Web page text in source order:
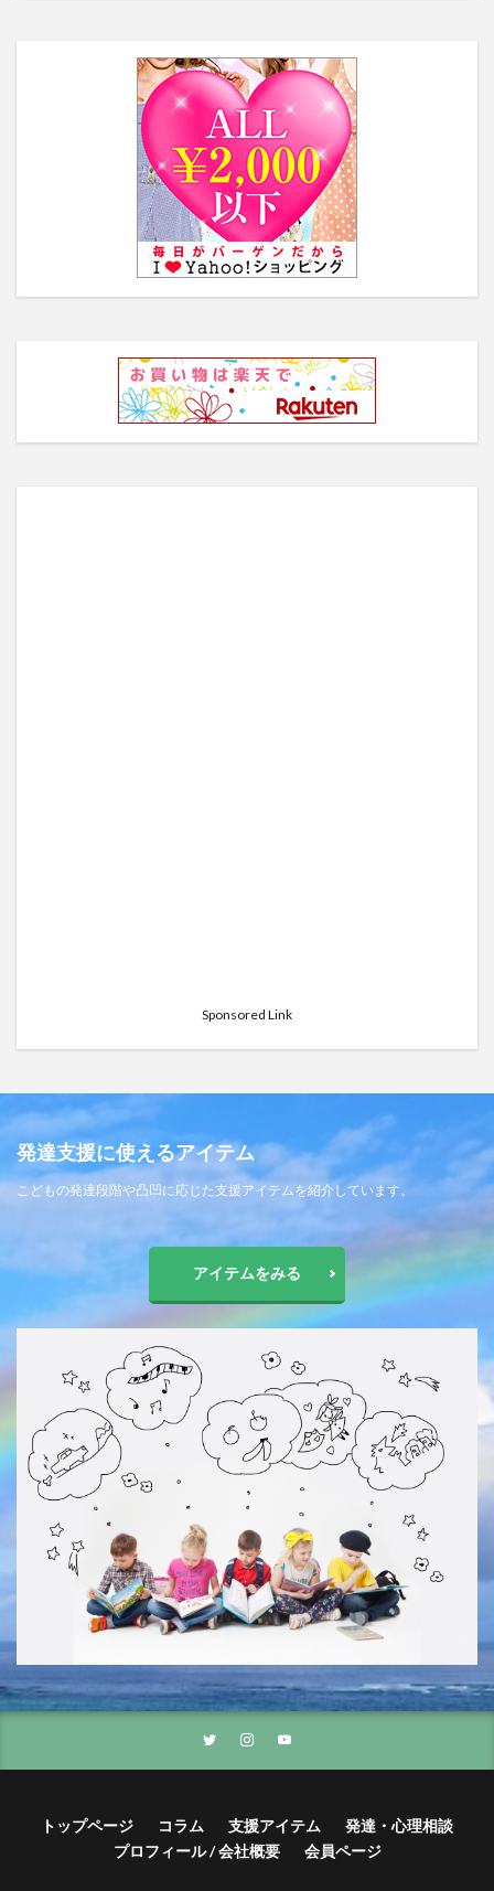
Sponsored Link
発達支援に使えるアイテム
こどもの発達段階や凸凹に応じた支援アイテムを紹介しています。
アイテムをみる
トップページ コラム 支援アイテム
発達・心理相談
プロフィール / 会社概要
会員ページ